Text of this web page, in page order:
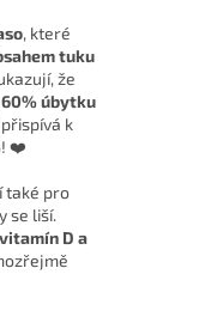
, které
tuku
že
60% úbytku
k
! ❤️
také pro
se liší.
D a